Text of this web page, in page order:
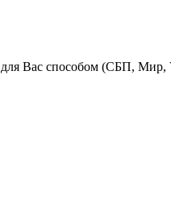
Вас способом (СБП, Мир,